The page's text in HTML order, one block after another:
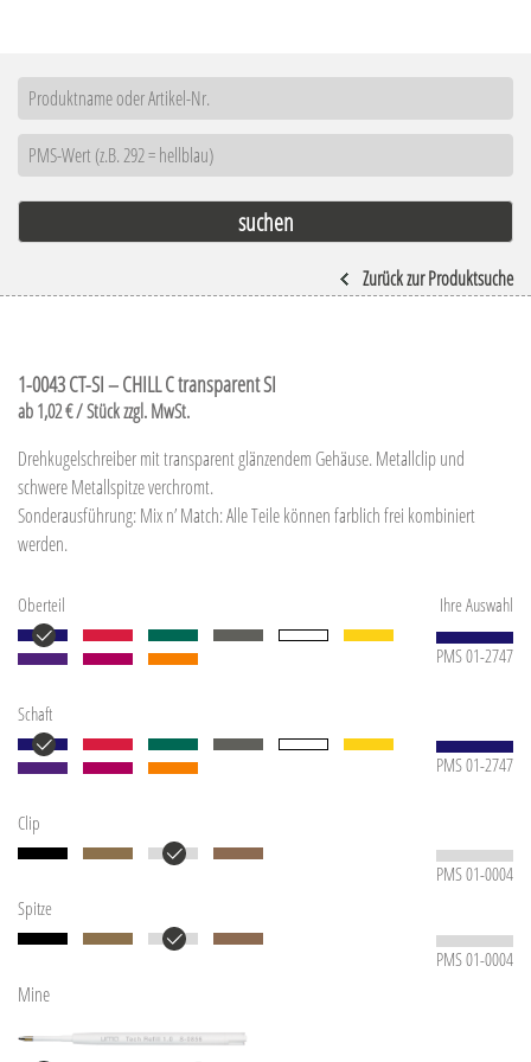
Zurück zur Produktsuche
1-0043 CT-SI – CHILL C transparent SI
ab 1,02 € / Stück zzgl. MwSt.
Drehkugelschreiber mit transparent glänzendem Gehäuse. Metallclip und
schwere Metallspitze verchromt.
Sonderausführung: Mix n’ Match: Alle Teile können farblich frei kombiniert
werden.
Ihre Auswahl
Oberteil
PMS 01-2747
Schaft
PMS 01-2747
Clip
PMS 01-0004
Spitze
PMS 01-0004
Mine